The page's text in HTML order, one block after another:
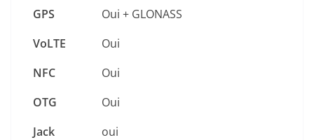
GPS
Oui + GLONASS
VoLTE
Oui
NFC
Oui
OTG
Oui
Jack
oui